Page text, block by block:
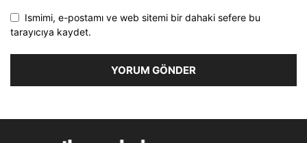
Ismimi, e-postamı ve web sitemi bir dahaki sefere bu
tarayıcıya kaydet.